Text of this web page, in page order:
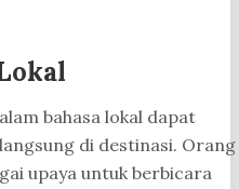
bahasa lokal dapat
di destinasi. Orang
upaya untuk berbicara